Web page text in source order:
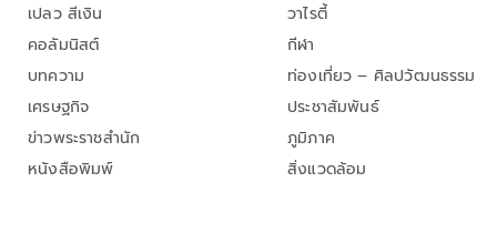
เปลว สีเงิน
คอลัมนิสต์
บทความ
เศรษฐกิจ
ข่าวพระราชสำนัก
หนังสือพิมพ์
วาไรตี้
กีฬา
ท่องเที่ยว – ศิลปวัฒนธรรม
ประชาสัมพันธ์
ภูมิภาค
สิ่งแวดล้อม